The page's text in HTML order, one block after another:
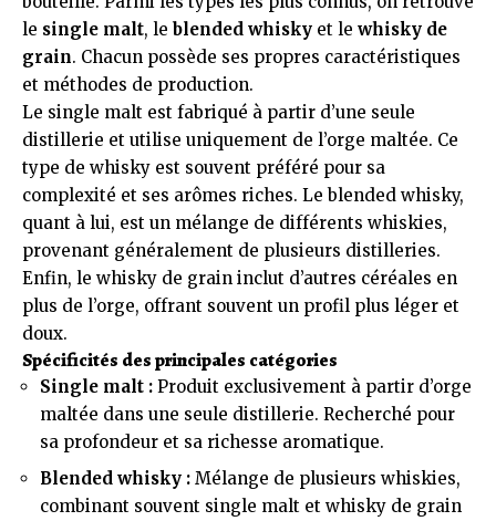
le single malt, le blended whisky et le whisky de
grain. Chacun possède ses propres caractéristiques
et méthodes de production.
Le single malt est fabriqué à partir d’une seule
distillerie et utilise uniquement de l’orge maltée. Ce
type de whisky est souvent préféré pour sa
complexité et ses arômes riches. Le blended whisky,
quant à lui, est un mélange de différents whiskies,
provenant généralement de plusieurs distilleries.
Enfin, le whisky de grain inclut d’autres céréales en
plus de l’orge, offrant souvent un profil plus léger et
doux.
Spécificités des principales catégories
Single malt : Produit exclusivement à partir d’orge
maltée dans une seule distillerie. Recherché pour
sa profondeur et sa richesse aromatique.
Blended whisky : Mélange de plusieurs whiskies,
combinant souvent single malt et whisky de grain